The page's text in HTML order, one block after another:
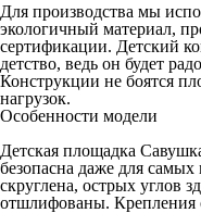
Для производства мы
экологичный материал,
сертификации. Детский
детство, ведь он будет
Конструкции не боятся
нагрузок.
Особенности модели
Детская площадка
безопасна даже для
скруглена, острых углов
отшлифованы. Крепления